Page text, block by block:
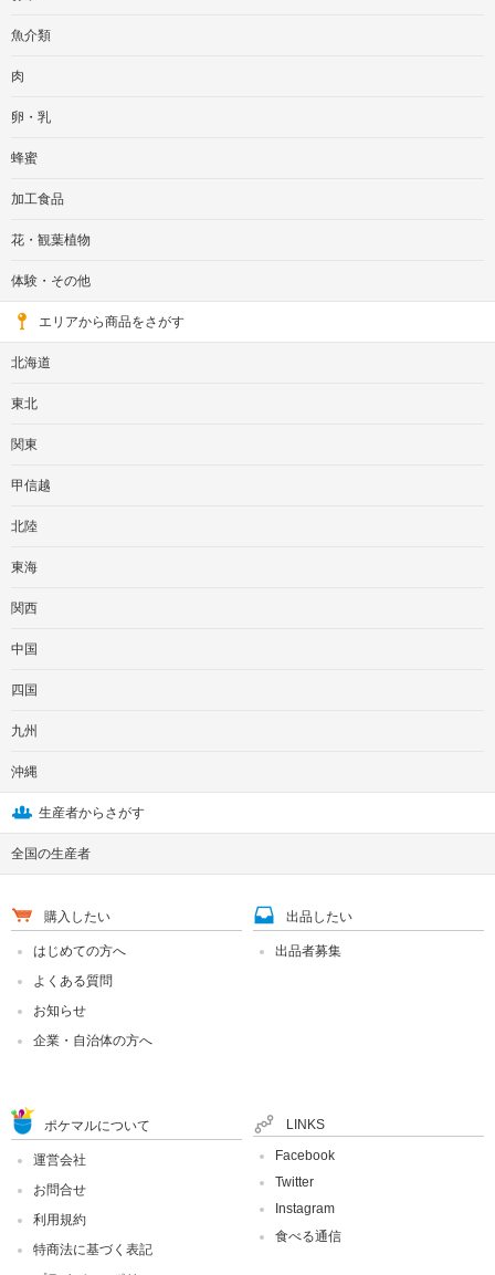
魚介類
肉
卵・乳
蜂蜜
加工食品
花・観葉植物
体験・その他
エリアから商品をさがす
北海道
東北
関東
甲信越
北陸
東海
関西
中国
四国
九州
沖縄
生産者からさがす
全国の生産者
購入したい
はじめての方へ
よくある質問
お知らせ
企業・自治体の方へ
出品したい
出品者募集
ポケマルについて
運営会社
お問合せ
利用規約
特商法に基づく表記
LINKS
Facebook
Twitter
Instagram
食べる通信